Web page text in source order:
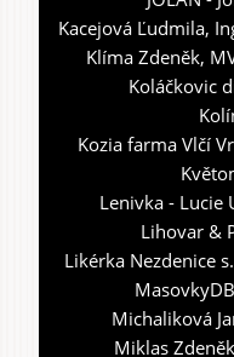
Kacejová Ľudmila,
Klíma Zdeněk,
Koláčkovic
Kozia farma Vlčí
Lenivka - Lucie
Lihovar &
Likérka Nezdenice
Michaliková
Miklas